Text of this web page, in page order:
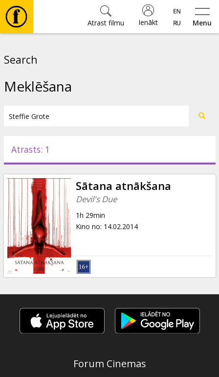
Menu
Ienākt
Atrast filmu
Pasākumi
Ziņas
Dāvanu
kartes
Uzkodas
B2B
Kino
Klubs
Search
Meklēšana
Atrasts: 1
Sātana atnākšana
Devil's Due
1h 29min
Kino no: 14.02.2014
Forum Cinemas